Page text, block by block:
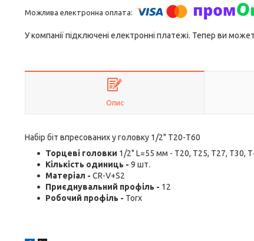
У компанії підключені електронні платежі. Тепер ви
Опис
Набір біт впресованих у головку 1/2" Т20-Т60
Торцеві головки 1/2" L=55 мм - T20, T25, T27, T30,
Кількість одиниць - 9 шт.
Матеріал - CR-V+S2
Приєднувальний профіль - 12
Робочий профіль - Torx